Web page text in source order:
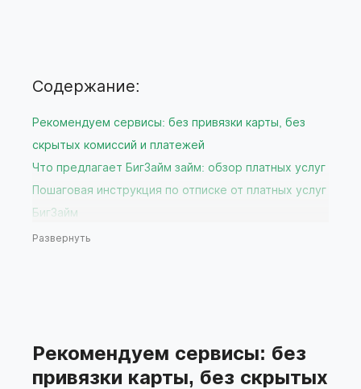
Содержание:
Рекомендуем сервисы: без привязки карты, без
скрытых комиссий и платежей
Что предлагает БигЗайм займ: обзор платных услуг
Пошаговая инструкция по отписке от платных услуг
БигЗайм
Через личный кабинет на сайте
подбора займов
Развернуть
Рекомендуем сервисы: без
привязки карты, без скрытых